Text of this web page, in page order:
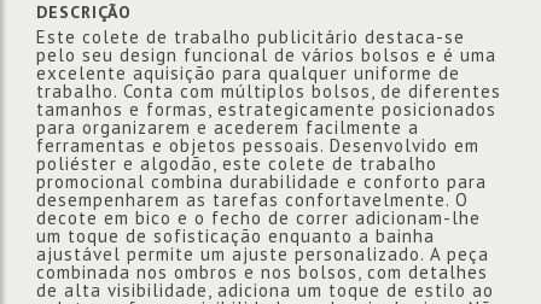
DESCRIÇÃO
Este colete de trabalho publicitário destaca-se
pelo seu design funcional de vários bolsos e é uma
excelente aquisição para qualquer uniforme de
trabalho. Conta com múltiplos bolsos, de diferentes
tamanhos e formas, estrategicamente posicionados
para organizarem e acederem facilmente a
ferramentas e objetos pessoais. Desenvolvido em
poliéster e algodão, este colete de trabalho
promocional combina durabilidade e conforto para
desempenharem as tarefas confortavelmente. O
decote em bico e o fecho de correr adicionam-lhe
um toque de sofisticação enquanto a bainha
ajustável permite um ajuste personalizado. A peça
combinada nos ombros e nos bolsos, com detalhes
de alta visibilidade, adiciona um toque de estilo ao